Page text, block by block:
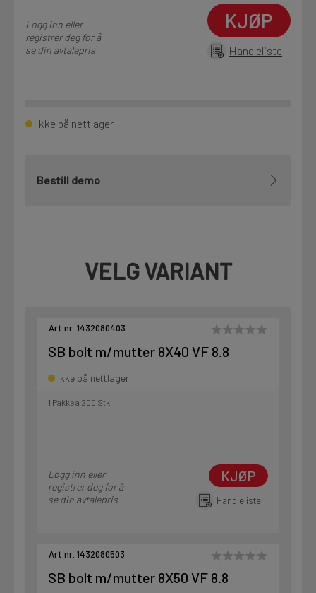
Kvalitetsprodukter til ekstra gode priser
Logg inn eller
registrer deg for å
se din avtalepris
KJØP
Handleliste
Ikke på nettlager
Bestill demo
VELG VARIANT
Art.nr. 1432080403
SB bolt m/mutter 8X40 VF 8.8
Ikke på nettlager
1 Pakke a 200 Stk
Logg inn eller
registrer deg for å
se din avtalepris
KJØP
Handleliste
Art.nr. 1432080503
SB bolt m/mutter 8X50 VF 8.8